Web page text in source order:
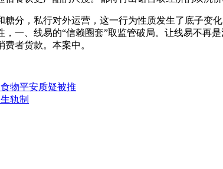
，私行对外运营，这一行为性质发生了底子变化
，一、线易的“信赖圈套”取监管破局。让线易不再
者货款。本案中。
物平安质疑被推
轨制